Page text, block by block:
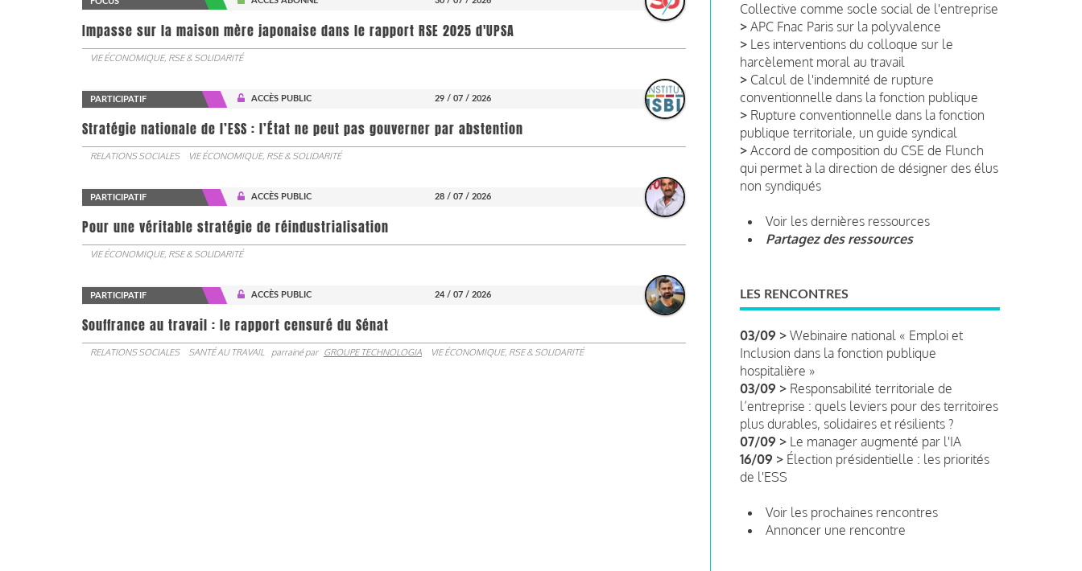
Impasse sur la maison mère japonaise dans le rapport RSE 2025 d'UPSA
VIE ÉCONOMIQUE, RSE & SOLIDARITÉ
PARTICIPATIF ACCÈS PUBLIC 29 / 07 / 2026
Stratégie nationale de l’ESS : l’État ne peut pas gouverner par abstention
RELATIONS SOCIALES VIE ÉCONOMIQUE, RSE & SOLIDARITÉ
PARTICIPATIF ACCÈS PUBLIC 28 / 07 / 2026
Pour une véritable stratégie de réindustrialisation
VIE ÉCONOMIQUE, RSE & SOLIDARITÉ
PARTICIPATIF ACCÈS PUBLIC 24 / 07 / 2026
Souffrance au travail : le rapport censuré du Sénat
RELATIONS SOCIALES SANTÉ AU TRAVAIL parrainé par GROUPE TECHNOLOGIA VIE ÉCONOMIQUE, RSE & SOLIDARITÉ
Collective comme socle social de l'entreprise
> APC Fnac Paris sur la polyvalence
> Les interventions du colloque sur le
harcèlement moral au travail
> Calcul de l'indemnité de rupture
conventionnelle dans la fonction publique
> Rupture conventionnelle dans la fonction
publique territoriale, un guide syndical
> Accord de composition du CSE de Flunch
qui permet à la direction de désigner des élus
non syndiqués
Voir les dernières ressources
Partagez des ressources
LES RENCONTRES
03/09 > Webinaire national « Emploi et
Inclusion dans la fonction publique
hospitalière »
03/09 > Responsabilité territoriale de
l’entreprise : quels leviers pour des territoires
plus durables, solidaires et résilients ?
07/09 > Le manager augmenté par l'IA
16/09 > Élection présidentielle : les priorités
de l'ESS
Voir les prochaines rencontres
Annoncer une rencontre